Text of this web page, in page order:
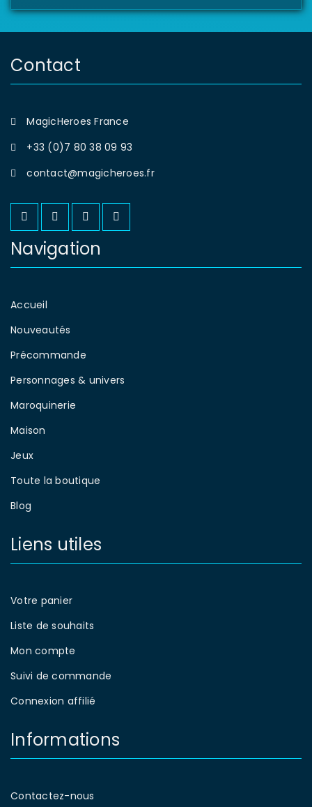
Contact
MagicHeroes France
+33 (0)7 80 38 09 93
contact@magicheroes.fr
Navigation
Accueil
Nouveautés
Précommande
Personnages & univers
Maroquinerie
Maison
Jeux
Toute la boutique
Blog
Liens utiles
Votre panier
Liste de souhaits
Mon compte
Suivi de commande
Connexion affilié
Informations
Contactez-nous